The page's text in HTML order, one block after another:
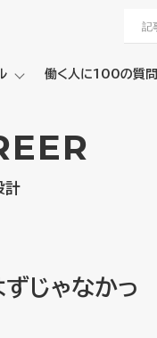
働く人に100の質問
計
じゃなかっ